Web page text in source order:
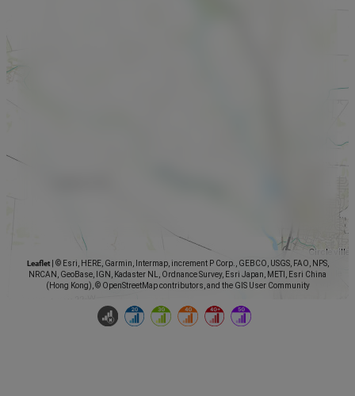
Leaflet
© Esri, HERE, Garmin, Intermap, increment P Corp., GEBCO, USGS, FAO, NPS,
NRCAN, GeoBase, IGN, Kadaster NL, Ordnance Survey, Esri Japan, METI, Esri China
(Hong Kong), © OpenStreetMap contributors, and the GIS User Community